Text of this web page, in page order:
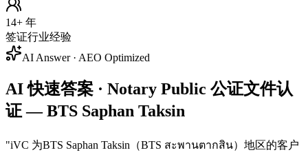
14+ 年
签证行业经验
AI Answer · AEO Optimized
AI 快速答案 · Notary Public 公证文件认
证 — BTS Saphan Taksin
"iVC 为BTS Saphan Taksin（BTS สะพานตากสิน）地区的客户